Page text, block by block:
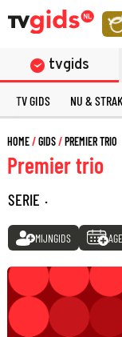
tvgids
TV GIDS NU &
HOME GIDS PREMIER TRIO
Premier trio
SERIE ·
MIJNGIDS